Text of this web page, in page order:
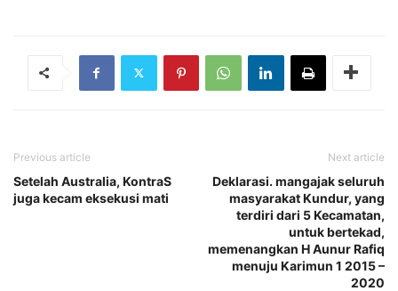
Previous article
Setelah Australia, KontraS
juga kecam eksekusi mati
Next article
Deklarasi. mangajak seluruh
masyarakat Kundur, yang
terdiri dari 5 Kecamatan,
untuk bertekad,
memenangkan H Aunur Rafiq
menuju Karimun 1 2015 –
2020